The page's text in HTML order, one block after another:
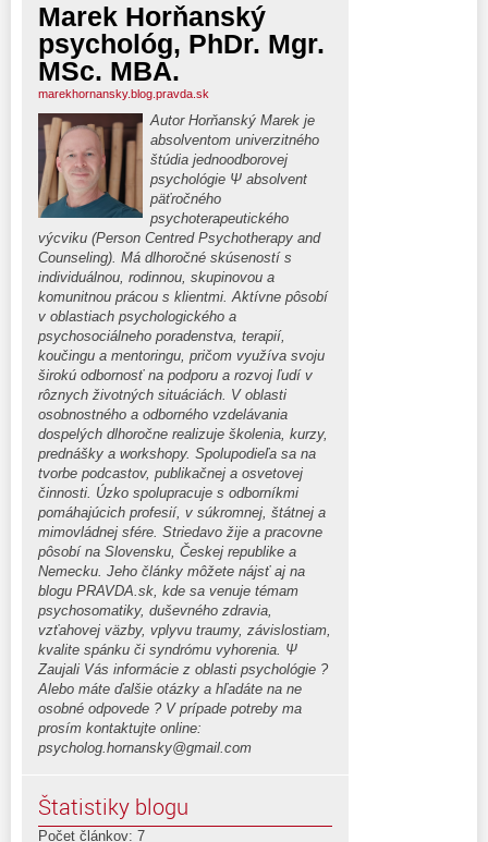
Marek Horňanský
psychológ, PhDr. Mgr.
MSc. MBA.
marekhornansky.blog.pravda.sk
Autor Horňanský Marek je
absolventom univerzitného
štúdia jednoodborovej
psychológie Ψ absolvent
päťročného
psychoterapeutického
výcviku (Person Centred Psychotherapy and
Counseling). Má dlhoročné skúseností s
individuálnou, rodinnou, skupinovou a
komunitnou prácou s klientmi. Aktívne pôsobí
v oblastiach psychologického a
psychosociálneho poradenstva, terapií,
koučingu a mentoringu, pričom využíva svoju
širokú odbornosť na podporu a rozvoj ľudí v
rôznych životných situáciách. V oblasti
osobnostného a odborného vzdelávania
dospelých dlhoročne realizuje školenia, kurzy,
prednášky a workshopy. Spolupodieľa sa na
tvorbe podcastov, publikačnej a osvetovej
činnosti. Úzko spolupracuje s odborníkmi
pomáhajúcich profesií, v súkromnej, štátnej a
mimovládnej sfére. Striedavo žije a pracovne
pôsobí na Slovensku, Českej republike a
Nemecku. Jeho články môžete nájsť aj na
blogu PRAVDA.sk, kde sa venuje témam
psychosomatiky, duševného zdravia,
vzťahovej väzby, vplyvu traumy, závislostiam,
kvalite spánku či syndrómu vyhorenia. Ψ
Zaujali Vás informácie z oblasti psychológie ?
Alebo máte ďalšie otázky a hľadáte na ne
osobné odpovede ? V prípade potreby ma
prosím kontaktujte online:
psycholog.hornansky@gmail.com
Štatistiky blogu
Počet článkov: 7